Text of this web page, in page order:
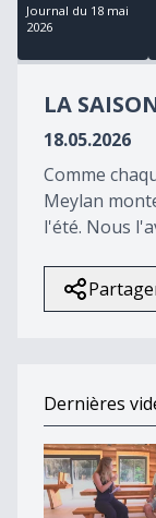
17
minutes,
seconds
Journal du 18 mai
2026
LA
18.05.2026
Comme
Meylan
l'été. Nous
Dernières
Jean-